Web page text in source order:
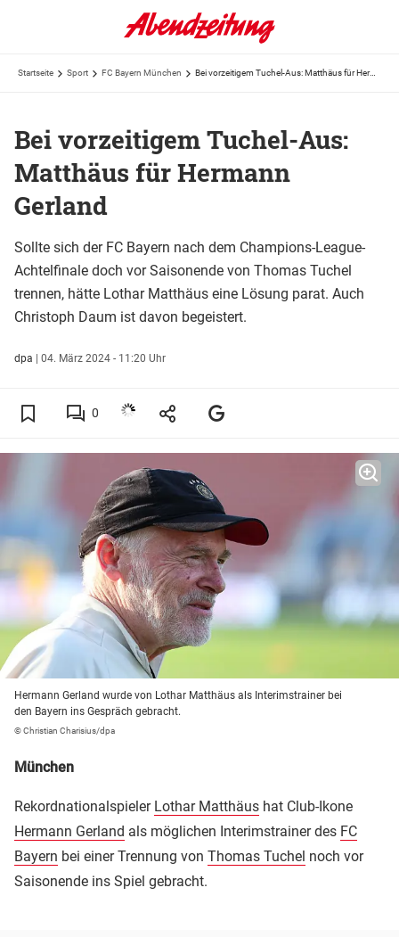
Startseite Sport FC Bayern München Bei vorzeitigem Tuchel-Aus: Matthäus für Hermann Gerland
Bei vorzeitigem Tuchel-Aus:
Matthäus für Hermann
Gerland
Sollte sich der FC Bayern nach dem Champions-League-
Achtelfinale doch vor Saisonende von Thomas Tuchel
trennen, hätte Lothar Matthäus eine Lösung parat. Auch
Christoph Daum ist davon begeistert.
dpa | 04. März 2024 - 11:20 Uhr
0
Hermann Gerland wurde von Lothar Matthäus als Interimstrainer bei
den Bayern ins Gespräch gebracht.
© Christian Charisius/dpa
München
Rekordnationalspieler Lothar Matthäus hat Club-Ikone
Hermann Gerland als möglichen Interimstrainer des FC
Bayern bei einer Trennung von Thomas Tuchel noch vor
Saisonende ins Spiel gebracht.